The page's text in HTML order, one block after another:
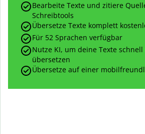
Bearbeite Texte und zitiere
Schreibtools
Übersetze Texte komplett
Für 52 Sprachen verfügbar
Nutze KI, um deine Texte
übersetzen
Übersetze auf einer